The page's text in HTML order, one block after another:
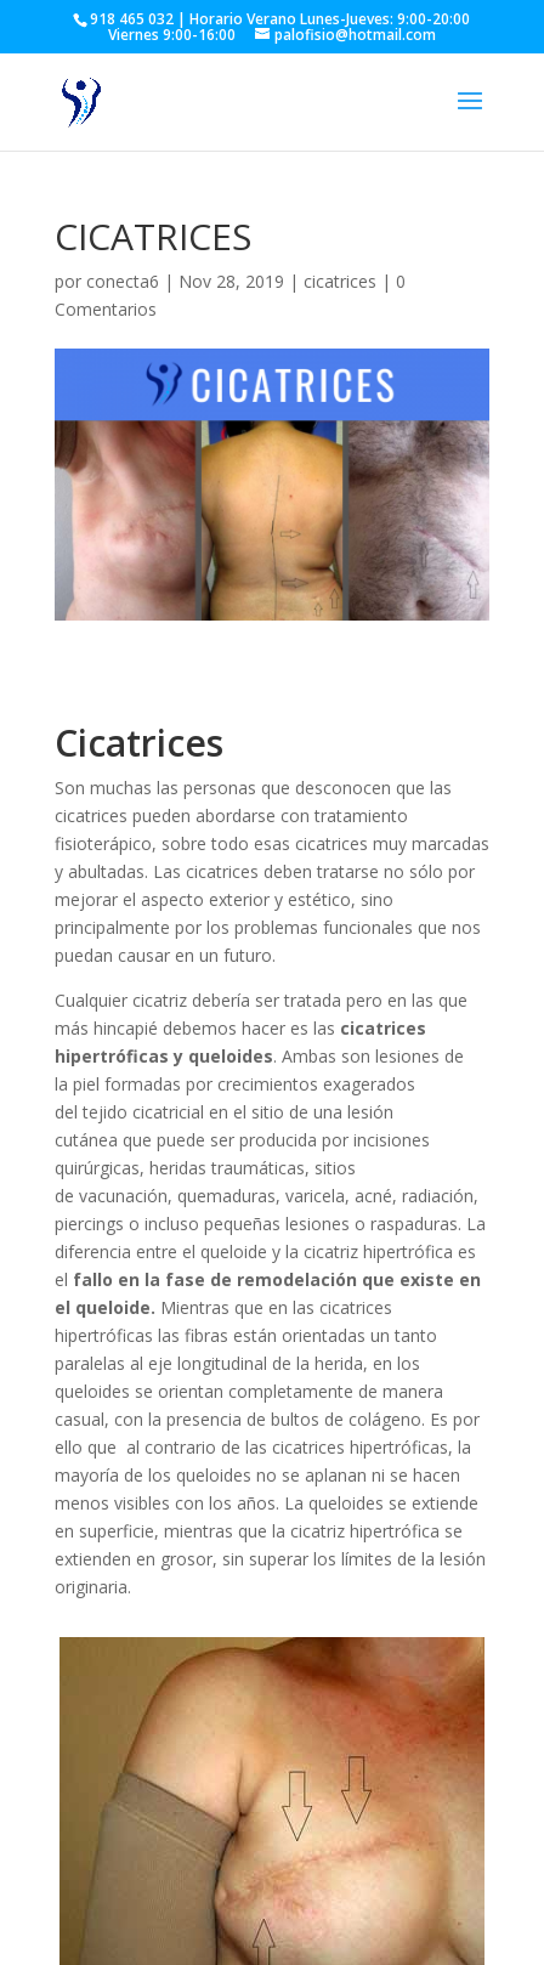
918 465 032 | Horario Verano Lunes-Jueves: 9:00-20:00
Viernes 9:00-16:00 palofisio@hotmail.com
CICATRICES
por conecta6 | Nov 28, 2019 | cicatrices | 0
Comentarios
Cicatrices
Son muchas las personas que desconocen que las
cicatrices pueden abordarse con tratamiento
fisioterápico, sobre todo esas cicatrices muy marcadas
y abultadas. Las cicatrices deben tratarse no sólo por
mejorar el aspecto exterior y estético, sino
principalmente por los problemas funcionales que nos
puedan causar en un futuro.
Cualquier cicatriz debería ser tratada pero en las que
más hincapié debemos hacer es las cicatrices
hipertróficas y queloides. Ambas son lesiones de
la piel formadas por crecimientos exagerados
del tejido cicatricial en el sitio de una lesión
cutánea que puede ser producida por incisiones
quirúrgicas, heridas traumáticas, sitios
de vacunación, quemaduras, varicela, acné, radiación,
piercings o incluso pequeñas lesiones o raspaduras. La
diferencia entre el queloide y la cicatriz hipertrófica es
el fallo en la fase de remodelación que existe en
el queloide. Mientras que en las cicatrices
hipertróficas las fibras están orientadas un tanto
paralelas al eje longitudinal de la herida, en los
queloides se orientan completamente de manera
casual, con la presencia de bultos de colágeno. Es por
ello que al contrario de las cicatrices hipertróficas, la
mayoría de los queloides no se aplanan ni se hacen
menos visibles con los años. La queloides se extiende
en superficie, mientras que la cicatriz hipertrófica se
extienden en grosor, sin superar los límites de la lesión
originaria.